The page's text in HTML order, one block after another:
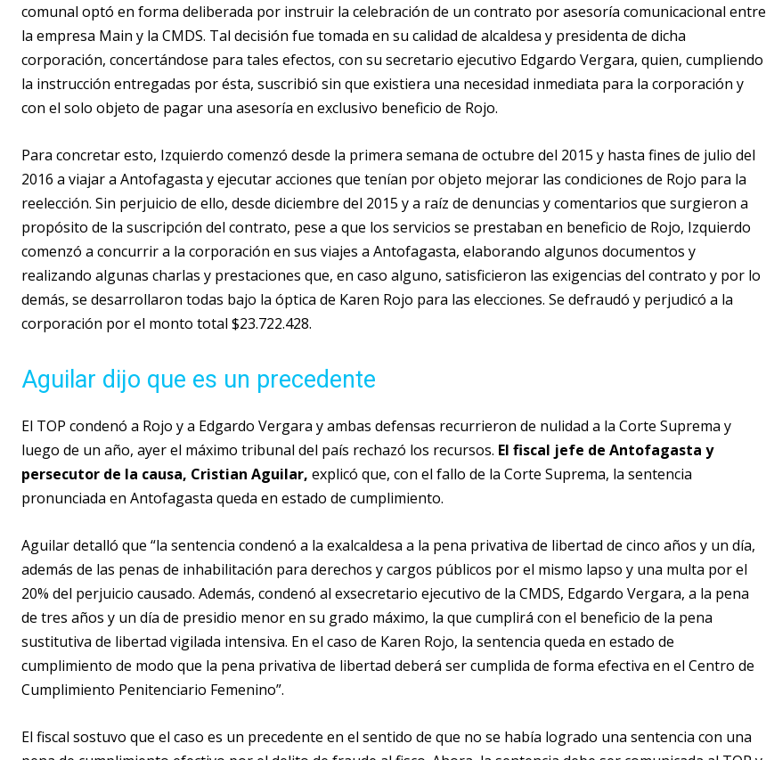
comunal optó en forma deliberada por instruir la celebración de un contrato por asesoría comunicacional entre
la empresa Main y la CMDS. Tal decisión fue tomada en su calidad de alcaldesa y presidenta de dicha
corporación, concertándose para tales efectos, con su secretario ejecutivo Edgardo Vergara, quien, cumpliendo
la instrucción entregadas por ésta, suscribió sin que existiera una necesidad inmediata para la corporación y
con el solo objeto de pagar una asesoría en exclusivo beneficio de Rojo.
Para concretar esto, Izquierdo comenzó desde la primera semana de octubre del 2015 y hasta fines de julio del
2016 a viajar a Antofagasta y ejecutar acciones que tenían por objeto mejorar las condiciones de Rojo para la
reelección. Sin perjuicio de ello, desde diciembre del 2015 y a raíz de denuncias y comentarios que surgieron a
propósito de la suscripción del contrato, pese a que los servicios se prestaban en beneficio de Rojo, Izquierdo
comenzó a concurrir a la corporación en sus viajes a Antofagasta, elaborando algunos documentos y
realizando algunas charlas y prestaciones que, en caso alguno, satisficieron las exigencias del contrato y por lo
demás, se desarrollaron todas bajo la óptica de Karen Rojo para las elecciones. Se defraudó y perjudicó a la
corporación por el monto total $23.722.428.
Aguilar dijo que es un precedente
El TOP condenó a Rojo y a Edgardo Vergara y ambas defensas recurrieron de nulidad a la Corte Suprema y
luego de un año, ayer el máximo tribunal del país rechazó los recursos. El fiscal jefe de Antofagasta y
persecutor de la causa, Cristian Aguilar, explicó que, con el fallo de la Corte Suprema, la sentencia
pronunciada en Antofagasta queda en estado de cumplimiento.
Aguilar detalló que “la sentencia condenó a la exalcaldesa a la pena privativa de libertad de cinco años y un día,
además de las penas de inhabilitación para derechos y cargos públicos por el mismo lapso y una multa por el
20% del perjuicio causado. Además, condenó al exsecretario ejecutivo de la CMDS, Edgardo Vergara, a la pena
de tres años y un día de presidio menor en su grado máximo, la que cumplirá con el beneficio de la pena
sustitutiva de libertad vigilada intensiva. En el caso de Karen Rojo, la sentencia queda en estado de
cumplimiento de modo que la pena privativa de libertad deberá ser cumplida de forma efectiva en el Centro de
Cumplimiento Penitenciario Femenino”.
El fiscal sostuvo que el caso es un precedente en el sentido de que no se había logrado una sentencia con una